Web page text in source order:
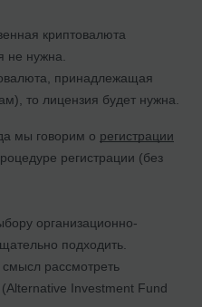
криптовалюта
не нужна.
принадлежащая
то лицензия будет нужна.
мы говорим о регистрации
регистрации (без
организационно-
подходить.
смысл рассмотреть
Investment Fund